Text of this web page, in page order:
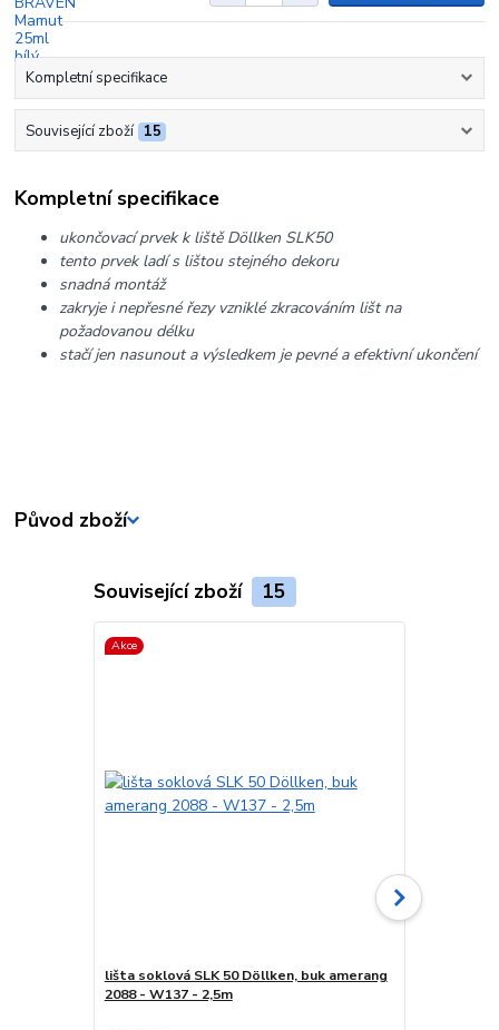
Kompletní specifikace
Související zboží 15
Kompletní specifikace
ukončovací prvek k liště Döllken SLK50
tento prvek ladí s lištou stejného dekoru
snadná montáž
zakryje i nepřesné řezy vzniklé zkracováním lišt na
požadovanou délku
stačí jen nasunout a výsledkem je pevné a efektivní ukončení
Původ zboží
Související zboží 15
Akce
lišta soklová SLK 50 Döllken, buk amerang
2088 - W137 - 2,5m